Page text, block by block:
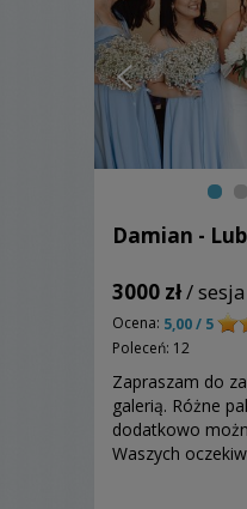
Damian -
3000 zł/ sesja
Ocena: 5,00 / 5
Poleceń: 12
Zapraszam do
galerią. Różne
dodatkowo
Waszych